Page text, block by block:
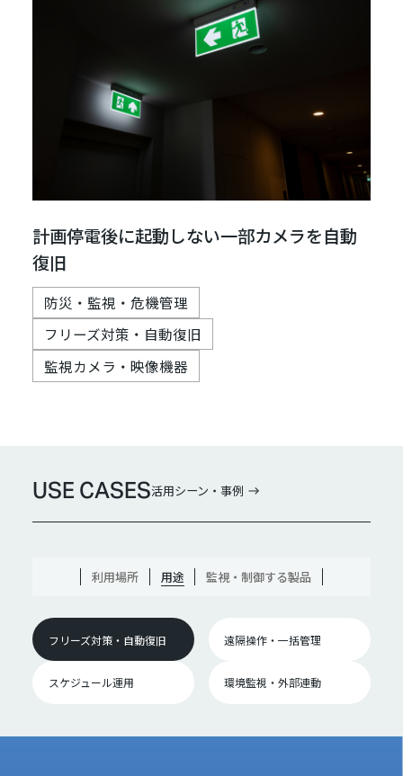
計画停電後に起動しない一部カメラを自動
復旧
防災・監視・危機管理
フリーズ対策・自動復旧
監視カメラ・映像機器
USE CASES活用シーン・事例
利用場所 用途 監視・制御する製品
フリーズ対策・自動復旧 遠隔操作・一括管理
スケジュール運用 環境監視・外部連動